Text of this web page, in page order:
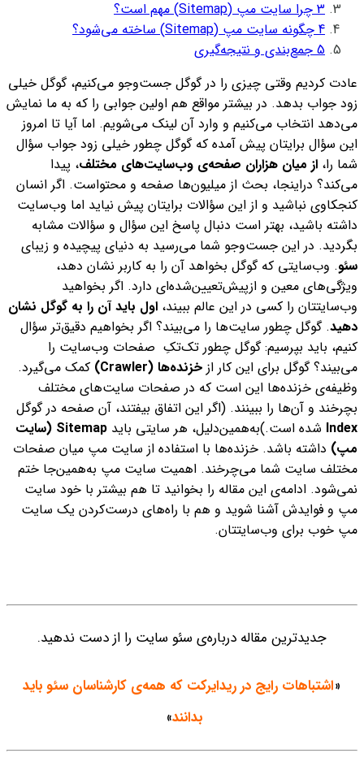
3 چرا سایت مپ (Sitemap) مهم است؟
4 چگونه سایت مپ (Sitemap) ساخته می‌شود؟
5 جمع‌بندی و نتیجه‌گیری
عادت کردیم وقتی چیزی را در گوگل جست‌وجو می‌کنیم، گوگل خیلی
زود جواب‌ بدهد. در بیشتر مواقع هم اولین جوابی را که به ما نمایش
می‌دهد انتخاب می‌کنیم و وارد آن لینک می‌شویم. اما آیا تا امروز
این سؤال برایتان پیش آمده که گوگل چطور خیلی زود جواب سؤال
شما را، از میان هزاران صفحه‌ی وب‌سایت‌های مختلف، پیدا
می‌‌کند؟ دراینجا، بحث از میلیون‌ها صفحه‌ و محتواست. اگر انسان
کنجکاوی نباشید و از این سؤالات برایتان پیش نیاید اما وب‌سایت
داشته باشید، بهتر است دنبال پاسخ این سؤال و سؤالات مشابه
بگردید. در این جست‌وجو شما می‌رسید به دنیای پیچیده و زیبای
سئو. وب‌سایتی که گوگل بخواهد آن را به کاربر نشان دهد،‌
ویژگی‌های معین و ازپیش‌تعیین‌شده‌ای دارد. اگر بخواهید
وب‌سایتتان را کسی در این عالم ببیند، اول باید آن را به گوگل نشان
دهید.گوگل چطور سایت‌‌ها را می‌بیند؟ اگر بخواهیم دقیق‌تر سؤال
کنیم، باید بپرسیم: گوگل چطور تک‌تکِ صفحات وب‌سایت را
می‌بیند؟گوگل برای این کار از خزنده‌ها (Crawler) کمک می‌گیرد.
وظیفه‌ی ‌خزند‌ه‌ها این است که در صفحات سایت‌های مختلف
بچرخند و آن‌ها را ببینند. (اگر این‌ اتفاق بیفتند، آن صفحه در گوگل
Index شده است.)به‌همین‌دلیل، هر سایتی باید
Sitemap (سایت
مپ) داشته باشد. خزنده‌ها با استفاده از سایت مپ میان صفحات
مختلف سایت شما می‌چرخند. اهمیت سایت مپ به‌همین‌جا ختم
نمی‌شود. ادامه‌ی این مقاله را بخوانید تا هم بیشتر با خود سایت
مپ و فوایدش آشنا شوید و هم با راه‌های درست‌کردن یک سایت
مپ خوب برای وب‌سایتتان.
جدیدترین مقاله‌ درباره‌ی سئو سایت را از دست ندهید.
«اشتباهات رایج در ریدایرکت که همه‌ی کارشناسان سئو باید
بدانند»